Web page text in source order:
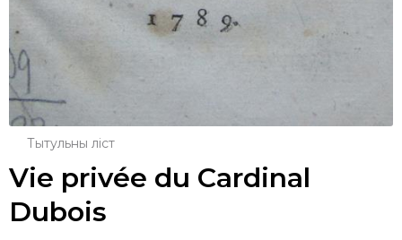
Тытульны ліст
Vie privée du Cardinal
Dubois